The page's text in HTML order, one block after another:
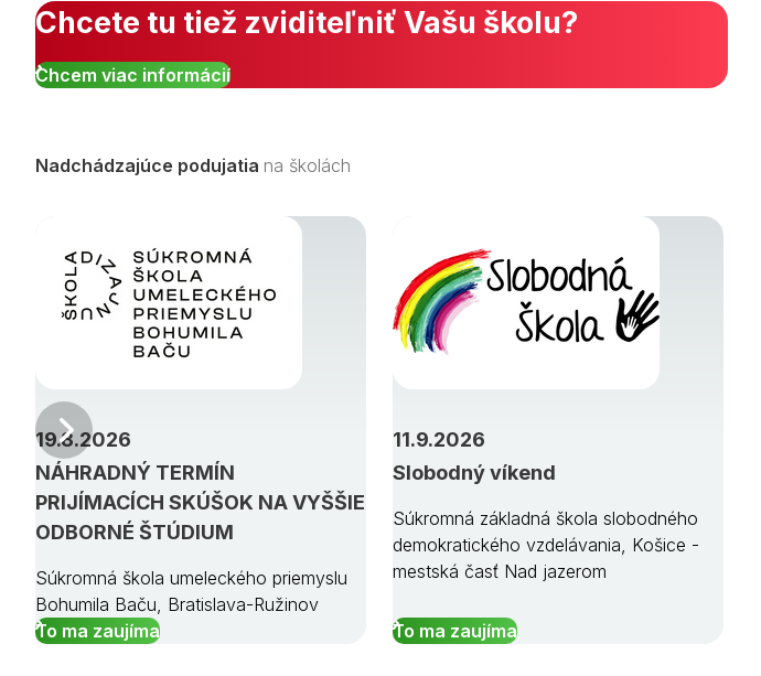
Chcete tu tiež zviditeľniť Vašu školu?
Chcem viac informácií
Nadchádzajúce podujatia na školách
NÁHRADNÝ TERMÍN
PRIJÍMACÍCH SKÚŠOK NA VYŠŠIE
ODBORNÉ ŠTÚDIUM
19.8.2026
Súkromná škola umeleckého priemyslu
Bohumila Baču, Bratislava-Ružinov
To ma zaujíma
Slobodný víkend
11.9.2026
Súkromná základná škola slobodného
demokratického vzdelávania, Košice -
mestská časť Nad jazerom
To ma zaujíma
Predchádzajúci